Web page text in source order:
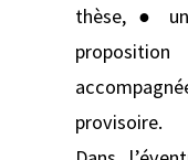
thèse, ●
provisoire.